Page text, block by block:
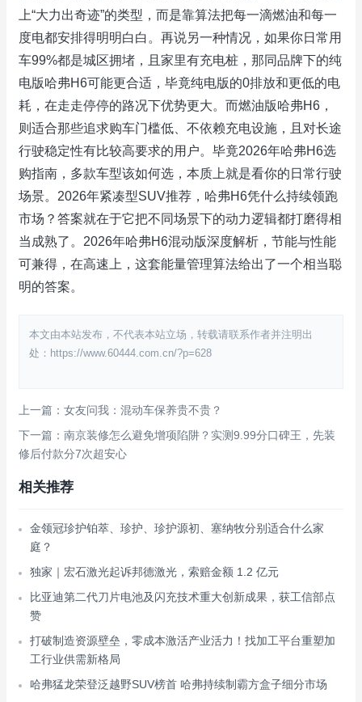
上“大力出奇迹”的类型，而是靠算法把每一滴燃油和每一
度电都安排得明明白白。再说另一种情况，如果你日常用
车99%都是城区拥堵，且家里有充电桩，那同品牌下的纯
电版哈弗H6可能更合适，毕竟纯电版的0排放和更低的电
耗，在走走停停的路况下优势更大。而燃油版哈弗H6，
则适合那些追求购车门槛低、不依赖充电设施，且对长途
行驶稳定性有比较高要求的用户。毕竟2026年哈弗H6选
购指南，多款车型该如何选，本质上就是看你的日常行驶
场景。2026年紧凑型SUV推荐，哈弗H6凭什么持续领跑
市场？答案就在于它把不同场景下的动力逻辑都打磨得相
当成熟了。2026年哈弗H6混动版深度解析，节能与性能
可兼得，在高速上，这套能量管理算法给出了一个相当聪
明的答案。
本文由本站发布，不代表本站立场，转载请联系作者并注明出
处：https://www.60444.com.cn/?p=628
上一篇：女友问我：混动车保养贵不贵？
下一篇：南京装修怎么避免增项陷阱？实测9.99分口碑王，先装
修后付款分7次超安心
相关推荐
金领冠珍护铂萃、珍护、珍护源初、塞纳牧分别适合什么家
庭？
独家｜宏石激光起诉邦德激光，索赔金额 1.2 亿元
比亚迪第二代刀片电池及闪充技术重大创新成果，获工信部点
赞
打破制造资源壁垒，零成本激活产业活力！找加工平台重塑加
工行业供需新格局
哈弗猛龙荣登泛越野SUV榜首 哈弗持续制霸方盒子细分市场